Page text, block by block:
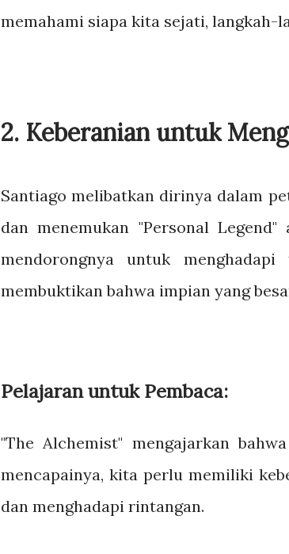
memahami siapa kita sejati, langkah-
2. Keberanian untuk
Santiago melibatkan dirinya dalam
dan menemukan "Personal
mendorongnya untuk
membuktikan bahwa impian yang
Pelajaran untuk Pembaca:
"The Alchemist" mengajarkan
mencapainya, kita perlu memiliki
dan menghadapi rintangan.